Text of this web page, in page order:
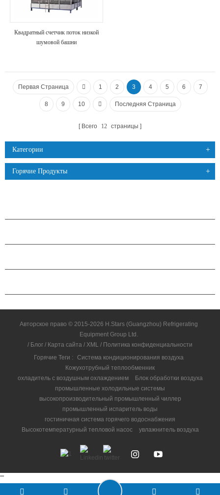
Квадратный счетчик поток низкой
шумовой башни
Первая Страница 1 2 3 4 5 6 7
8 9 10 Последняя Страница
Всего 12 страницы
Категории
Горячие Продукты
Авторское право © 2015-2026 H.Stars (Guangzhou) Refrigerating
Equipment Group Ltd.
/ Блог / Карта сайта / XML / Политика конфиденциальности
Горячие Теги :
Система кондиционирования воздуха
Кожухотрубный теплообменник
охладитель с воздушным охлаждением
Блок обработки воздуха
промышленные холодильные системы
высокопроизводительный промышленный чиллер
промышленный испаритель воды
гостиничная система горячего водоснабжения
Высокотемпературный тепловой насос
увлажнитель воздуха
""